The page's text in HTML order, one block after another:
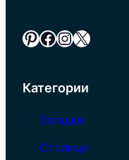
Pinterest Facebook InstagramX
Категории
Загадки
Столици